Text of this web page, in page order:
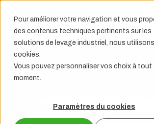
Pour améliorer votre navigation et vous
des contenus techniques pertinents sur les
solutions de levage industriel, nous
cookies.
Vous pouvez personnaliser vos choix à tout
moment.
Paramètres du cookies